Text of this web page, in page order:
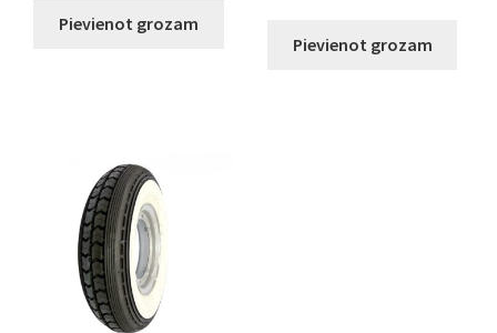
Pievienot grozam
Pievienot grozam